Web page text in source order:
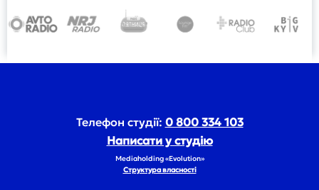
Телефон студії: 0 800 334 103
Написати у студію
Mediaholding «Evolution»
Структура власності